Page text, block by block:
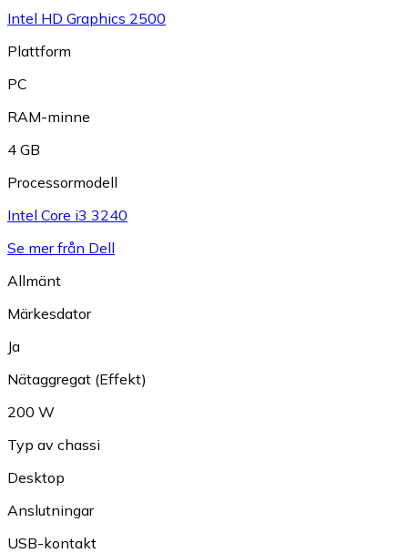
Intel HD Graphics 2500
Plattform
PC
RAM-minne
4 GB
Processormodell
Intel Core i3 3240
Se mer från Dell
Allmänt
Märkesdator
Ja
Nätaggregat (Effekt)
200 W
Typ av chassi
Desktop
Anslutningar
USB-kontakt